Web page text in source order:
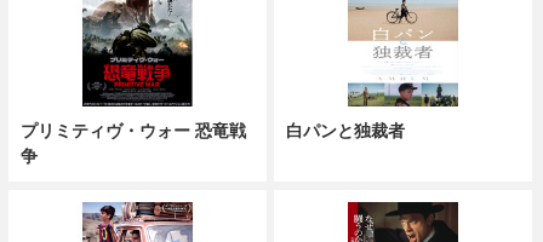
プリミティヴ・ウォー 恐竜戦
争
白パンと独裁者